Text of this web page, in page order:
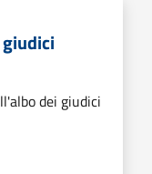
dei giudici